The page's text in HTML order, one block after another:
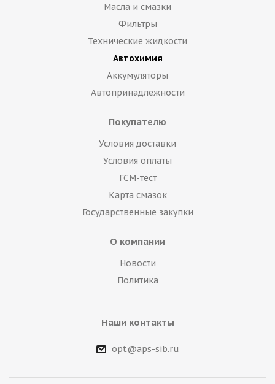
Масла и смазки
Фильтры
Технические жидкости
Автохимия
Аккумуляторы
Автопринадлежности
Покупателю
Условия доставки
Условия оплаты
ГСМ-тест
Карта смазок
Государственные закупки
О компании
Новости
Политика
Наши контакты
opt@aps-sib.ru